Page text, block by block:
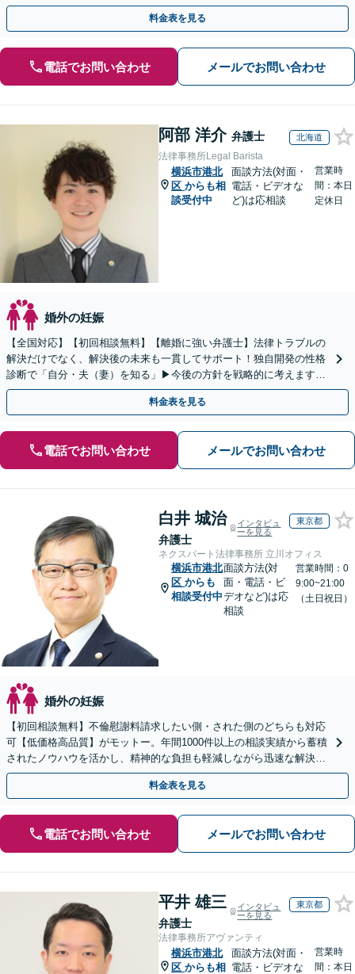
トいたします。◤完全予約制・初回法律相談無料◢
料金表を見る
電話でお問い合わせ メールでお問い合わせ
阿部 洋介 弁護士 北海道
法律事務所Legal Barista
横浜市港北
区 からも相
談受付中
面談方法(対面・
電話・ビデオな
ど)は応相談
営業時
間：本日
定休日
婚外の妊娠
【全国対応】【初回相談無料】【離婚に強い弁護士】法律トラブルの
解決だけでなく、解決後の未来も一貫してサポート！独自開発の性格
診断で「自分・夫（妻）を知る」▶︎今後の方針を戦略的に考えます！
【休日夜間／オンライン相談OK】
料金表を見る
電話でお問い合わせ メールでお問い合わせ
白井 城治
弁護士
インタビュ
ーを見る
東京都
ネクスパート法律事務所 立川オフィス
横浜市港北
区 からも
相談受付中
面談方法(対
面・電話・ビ
デオなど)は応
相談
営業時間：0
9:00~21:00
（土日祝日）
婚外の妊娠
【初回相談無料】不倫慰謝料請求したい側・された側のどちらも対応
可【低価格高品質】がモットー。年間1000件以上の相談実績から蓄積
されたノウハウを活かし、精神的な負担も軽減しながら迅速な解決を
目指します。【休日・夜間相談あり】【ビデオ面談可】
料金表を見る
電話でお問い合わせ メールでお問い合わせ
平井 雄三
弁護士
インタビュ
ーを見る
東京都
法律事務所アヴァンティ
横浜市港北
区 からも相
面談方法(対面・
電話・ビデオな
営業時
間：本日